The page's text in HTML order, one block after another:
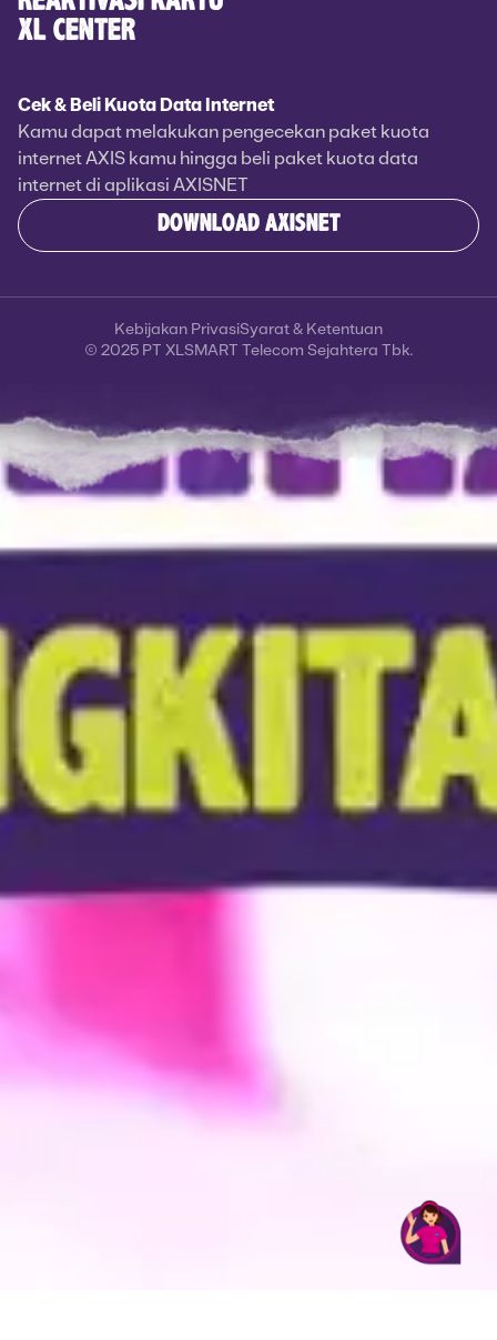
XL CENTER
Cek & Beli Kuota Data Internet
Kamu dapat melakukan pengecekan paket kuota
internet AXIS kamu hingga beli paket kuota data
internet di aplikasi AXISNET
DOWNLOAD AXISNET
© 2025 PT XLSMART Telecom Sejahtera Tbk.
Kebijakan PrivasiSyarat & Ketentuan